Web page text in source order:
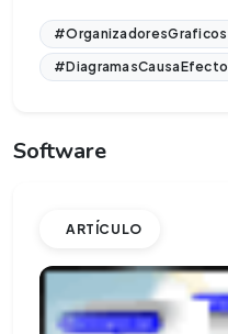
#OrganizadoresGraficos
#DiagramasCausaEfecto
Software
ARTÍCULO